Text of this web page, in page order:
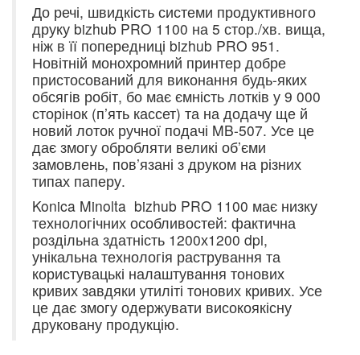
До речі, швидкість системи продуктивного
друку bizhub PRO 1100 на 5 стор./хв. вища,
ніж в її попередниці bizhub PRO 951.
Новітній монохромний принтер добре
пристосований для виконання будь-яких
обсягів робіт, бо має ємність лотків у 9 000
сторінок (п’ять кассет) та на додачу ще й
новий лоток ручної подачі MB-507. Усе це
дає змогу обробляти великі об’єми
замовлень, пов’язані з друком на різних
типах паперу.
Konica Minolta bizhub PRO 1100 має низку
технологічних особливостей: фактична
роздільна здатність 1200х1200 dpi,
унікальна технологія растрування та
користувацькі налаштування тонових
кривих завдяки утиліті тонових кривих. Усе
це дає змогу одержувати високоякісну
друковану продукцію.